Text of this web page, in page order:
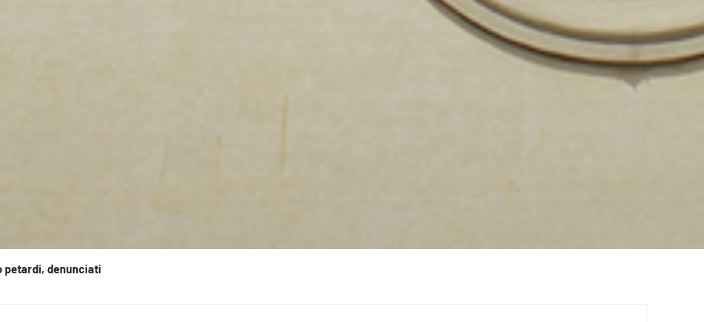
petardi, denunciati